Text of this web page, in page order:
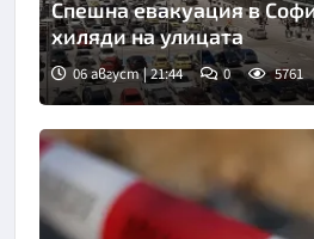
Спешна евакуация в
хиляди на улицата
06 август | 21:44 0 5761